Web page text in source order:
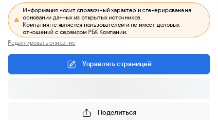
Информация носит справочный характер и сгенерирована на
основании данных из открытых источников.
Компания не является пользователем и не имеет деловых
отношений с сервисом РБК Компании.
Редактировать описание
Управлять страницей
Поделиться